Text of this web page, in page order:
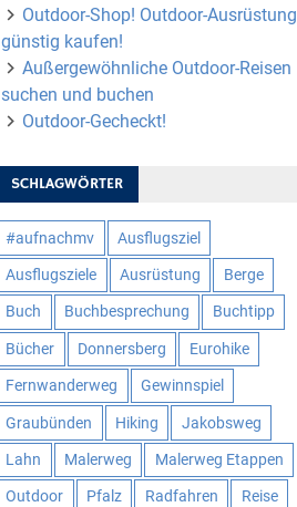
Outdoor-Shop! Outdoor-Ausrüstung
günstig kaufen!
Außergewöhnliche Outdoor-Reisen
suchen und buchen
Outdoor-Gecheckt!
SCHLAGWÖRTER
#aufnachmv Ausflugsziel
Ausflugsziele Ausrüstung Berge
Buch Buchbesprechung Buchtipp
Bücher Donnersberg Eurohike
Fernwanderweg Gewinnspiel
Graubünden Hiking Jakobsweg
Lahn Malerweg Malerweg Etappen
Outdoor Pfalz Radfahren Reise